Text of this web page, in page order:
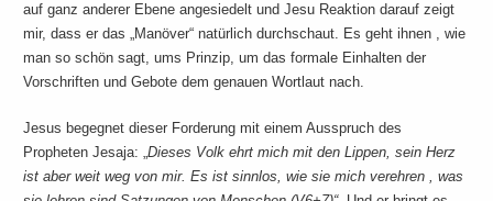
auf ganz anderer Ebene angesiedelt und Jesu Reaktion darauf zeigt
mir, dass er das „Manöver“ natürlich durchschaut. Es geht ihnen , wie
man so schön sagt, ums Prinzip, um das formale Einhalten der
Vorschriften und Gebote dem genauen Wortlaut nach.
Jesus begegnet dieser Forderung mit einem Ausspruch des
Propheten Jesaja: „Dieses Volk ehrt mich mit den Lippen, sein Herz
ist aber weit weg von mir. Es ist sinnlos, wie sie mich verehren , was